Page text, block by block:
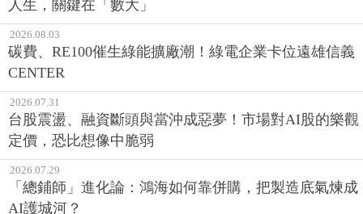
人生，關鍵在「數大」
2026.08.03
碳費、RE100催生綠能擴廠潮！綠電企業卡位遠雄信義
CENTER
2026.07.31
台股震盪、融資斷頭與當沖成惡夢！市場對AI股的樂觀
定價，恐比想像中脆弱
2026.07.29
「總鋪師」進化論：鴻海如何靠併購，把製造底氣煉成
AI護城河？